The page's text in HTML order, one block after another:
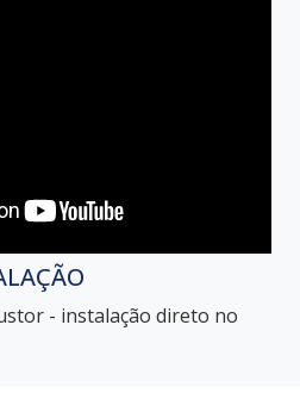
- instalação direto no